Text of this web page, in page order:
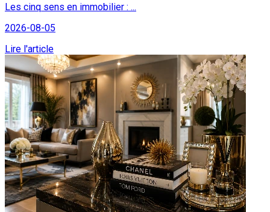
Les cinq sens en immobilier : ...
2026-08-05
Lire l'article